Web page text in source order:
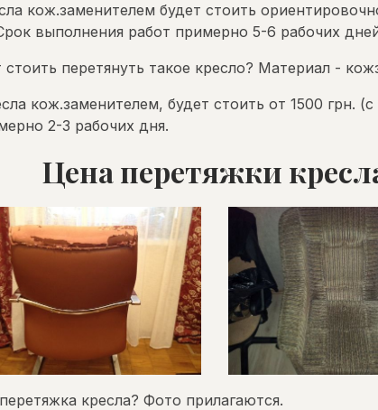
кож.заменителем будет стоить
выполнения работ примерно 5-6 рабочих
перетянуть такое кресло? Материал -
кож.заменителем, будет стоить от 1500 грн.
2-3 рабочих дня.
Цена перетяжки
кресла? Фото прилагаются.